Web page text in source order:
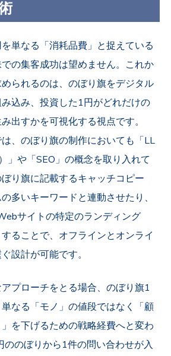
単なる「消耗品費」と捉えている
の集客成功は望めません。これか
られるのは、のぼり旗をデジタル
込み、投資した1円がどれだけの
出すかを可視化する視点です。
、のぼり旗の制作においても「LL
」や「SEO」の概念を取り入れて
り旗に記載するキャッチコピー
多いキーワードと連動させたり、
サイトの特定のランディング
ることで、オフラインとオンライ
設計が可能です。
プローチをとる場合、のぼり旗1
なる「モノ」の値段ではなく「顧
を下げるための戦略経費へと変わ
ののぼりから1件の問い合わせが入